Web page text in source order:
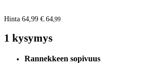
Hinta 64,99 €. 64,99
1 kysymys
Rannekkeen sopivuus